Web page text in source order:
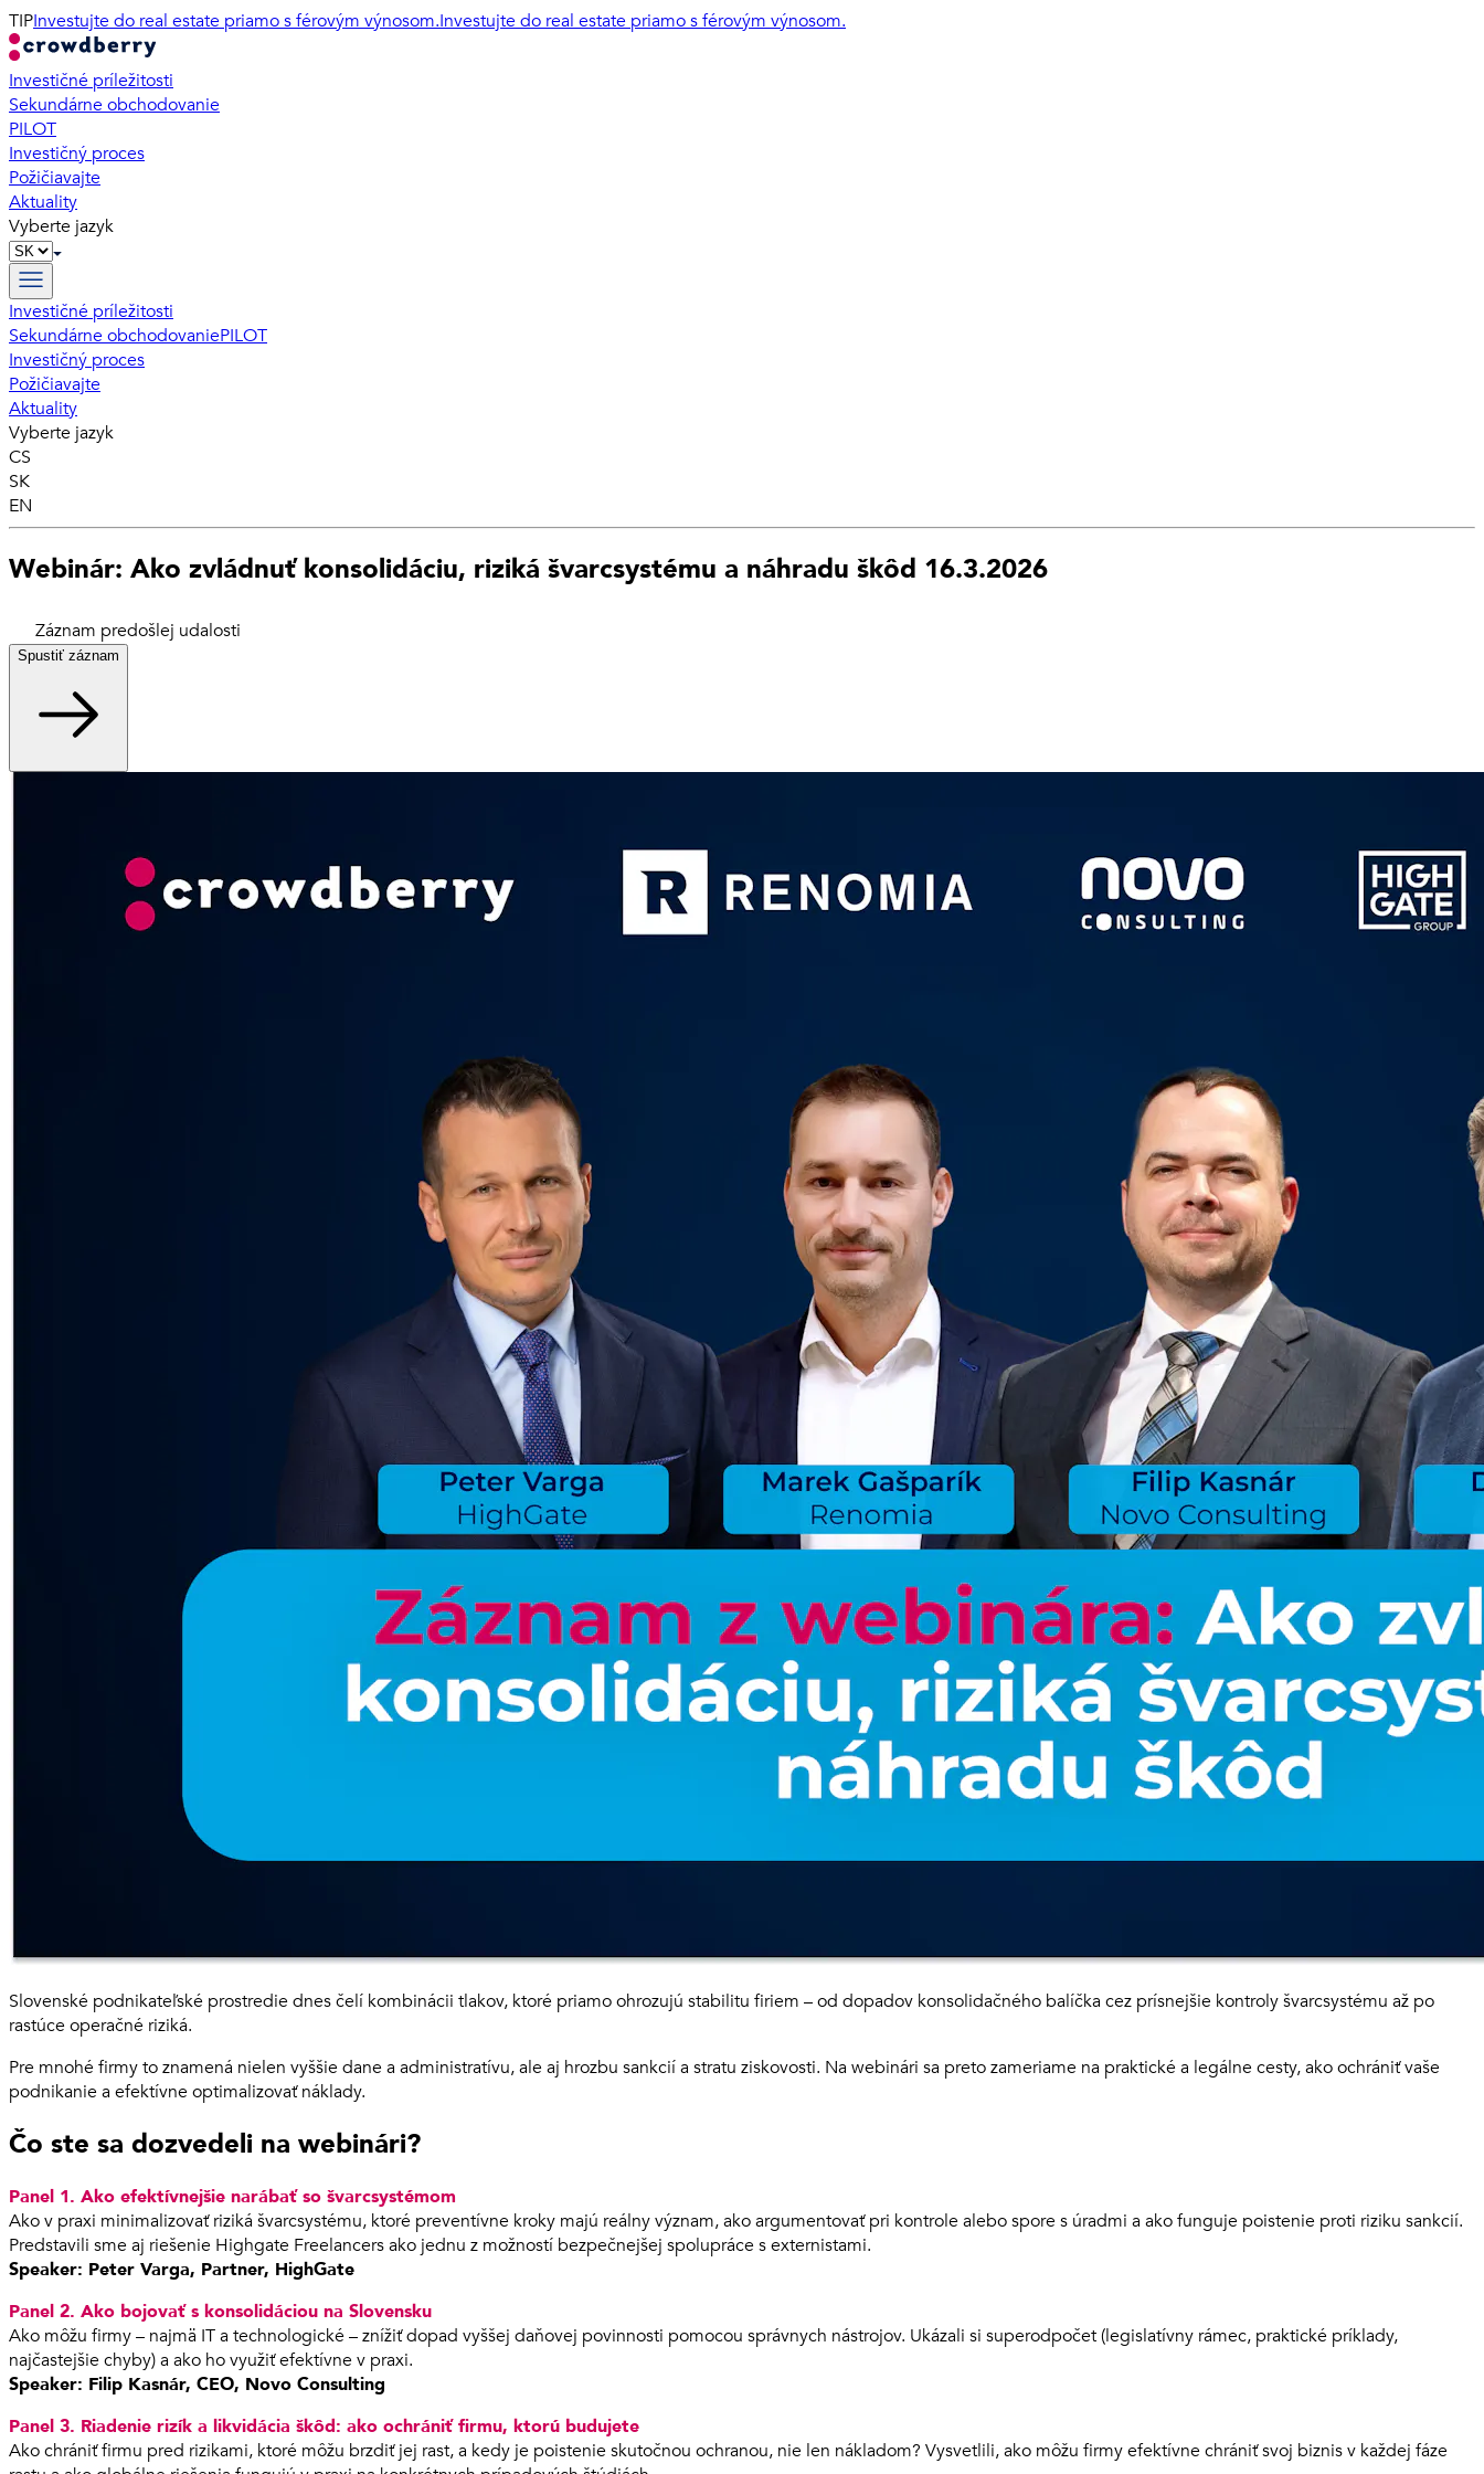
TIPInvestujte do real estate priamo s férovým výnosom.Investujte do real estate priamo s férovým výnosom.
Investičné príležitosti
Sekundárne obchodovanie
PILOT
Investičný proces
Požičiavajte
Aktuality
Vyberte jazyk
Investičné príležitosti
Sekundárne obchodovaniePILOT
Investičný proces
Požičiavajte
Aktuality
Vyberte jazyk
CS
SK
EN
Webinár: Ako zvládnuť konsolidáciu, riziká švarcsystému a náhradu škôd 16.3.2026
Záznam predošlej udalosti
Spustiť záznam
Slovenské podnikateľské prostredie dnes čelí kombinácii tlakov, ktoré priamo ohrozujú stabilitu firiem – od dopadov konsolidačného balíčka cez prísnejšie kontroly švarcsystému až po
rastúce operačné riziká.
Pre mnohé firmy to znamená nielen vyššie dane a administratívu, ale aj hrozbu sankcií a stratu ziskovosti. Na webinári sa preto zameriame na praktické a legálne cesty, ako ochrániť vaše
podnikanie a efektívne optimalizovať náklady.
Čo ste sa dozvedeli na webinári?
Panel 1. Ako efektívnejšie narábať so švarcsystémom
Ako v praxi minimalizovať riziká švarcsystému, ktoré preventívne kroky majú reálny význam, ako argumentovať pri kontrole alebo spore s úradmi a ako funguje poistenie proti riziku sankcií.
Predstavili sme aj riešenie Highgate Freelancers ako jednu z možností bezpečnejšej spolupráce s externistami.
Speaker: Peter Varga, Partner, HighGate
Panel 2. Ako bojovať s konsolidáciou na Slovensku
Ako môžu firmy – najmä IT a technologické – znížiť dopad vyššej daňovej povinnosti pomocou správnych nástrojov. Ukázali si superodpočet (legislatívny rámec, praktické príklady,
najčastejšie chyby) a ako ho využiť efektívne v praxi.
Speaker: Filip Kasnár, CEO, Novo Consulting
Panel 3. Riadenie rizík a likvidácia škôd: ako ochrániť firmu, ktorú budujete
Ako chrániť firmu pred rizikami, ktoré môžu brzdiť jej rast, a kedy je poistenie skutočnou ochranou, nie len nákladom? Vysvetlili, ako môžu firmy efektívne chrániť svoj biznis v každej fáze